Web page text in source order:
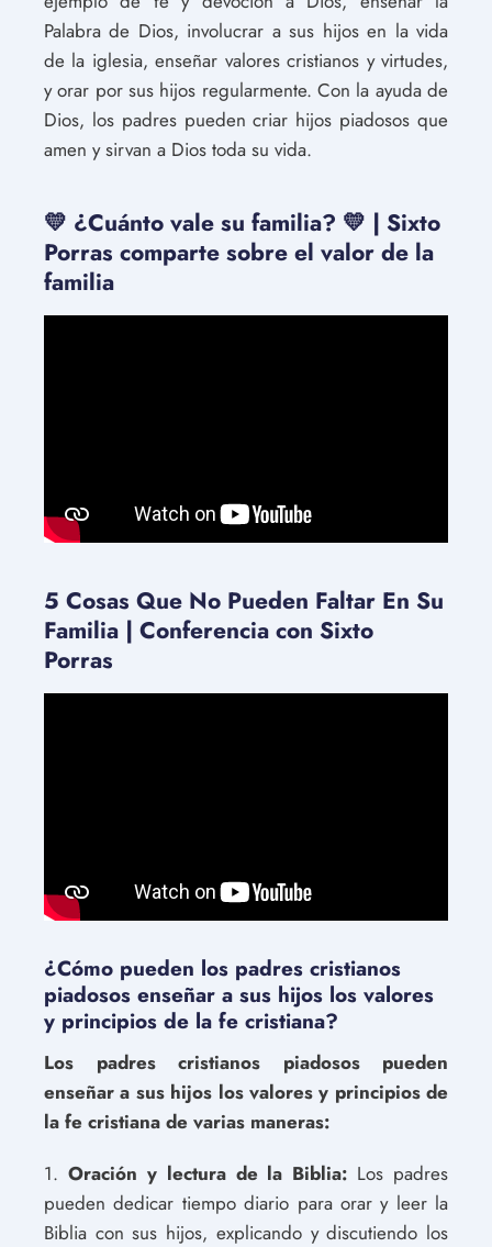
Palabra de Dios, involucrar a sus hijos en la vida
de la iglesia, enseñar valores cristianos y virtudes,
y orar por sus hijos regularmente. Con la ayuda de
Dios, los padres pueden criar hijos piadosos que
amen y sirvan a Dios toda su vida.
💛 ¿Cuánto vale su familia? 💛 | Sixto
Porras comparte sobre el valor de la
familia
5 Cosas Que No Pueden Faltar En Su
Familia | Conferencia con Sixto
Porras
¿Cómo pueden los padres cristianos
piadosos enseñar a sus hijos los valores
y principios de la fe cristiana?
Los padres cristianos piadosos pueden
enseñar a sus hijos los valores y principios de
la fe cristiana de varias maneras:
1. Oración y lectura de la Biblia: Los padres
pueden dedicar tiempo diario para orar y leer la
Biblia con sus hijos, explicando y discutiendo los